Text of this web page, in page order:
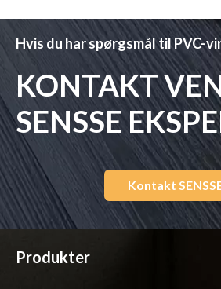
Hvis du har spørgsmål til PVC-
KONTAKT
SENSSE
Kontakt
Produkter